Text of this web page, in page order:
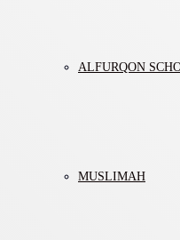
ALFURQON
MUSLIMAH